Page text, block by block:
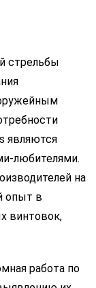
стрельбы
являются
любителями.
на
опыт в
винтовок,
работа по